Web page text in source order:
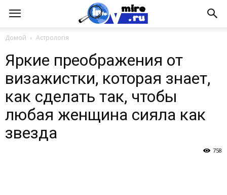
Домой Астрологія
Яркие преображения от
визажистки, которая знает,
как сделать так, чтобы
любая женщина сияла как
звезда
758